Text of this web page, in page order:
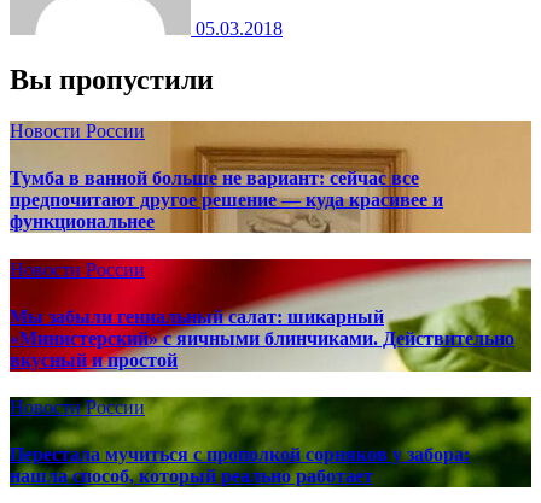
05.03.2018
Вы пропустили
Новости России
Тумба в ванной больше не вариант: сейчас все
предпочитают другое решение — куда красивее и
функциональнее
Новости России
Мы забыли гениальный салат: шикарный
«Министерский» с яичными блинчиками. Действительно
вкусный и простой
Новости России
Перестала мучиться с прополкой сорняков у забора:
нашла способ, который реально работает